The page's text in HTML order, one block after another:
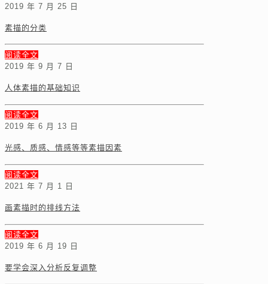
2019 年 7 月 25 日
素描的分类
阅读全文
2019 年 9 月 7 日
人体素描的基础知识
阅读全文
2019 年 6 月 13 日
光感、质感、情感等等素描因素
阅读全文
2021 年 7 月 1 日
画素描时的排线方法
阅读全文
2019 年 6 月 19 日
要学会深入分析反复调整